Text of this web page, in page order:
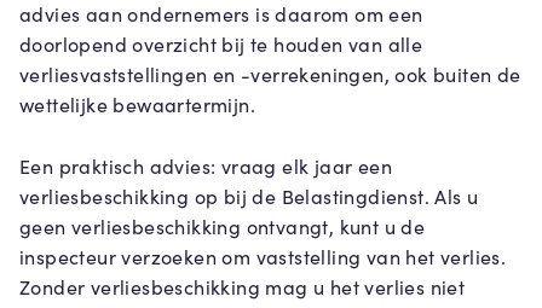
advies aan ondernemers is daarom om een
doorlopend overzicht bij te houden van alle
verliesvaststellingen en -verrekeningen, ook buiten de
wettelijke bewaartermijn.
Een praktisch advies: vraag elk jaar een
verliesbeschikking op bij de Belastingdienst. Als u
geen verliesbeschikking ontvangt, kunt u de
inspecteur verzoeken om vaststelling van het verlies.
Zonder verliesbeschikking mag u het verlies niet